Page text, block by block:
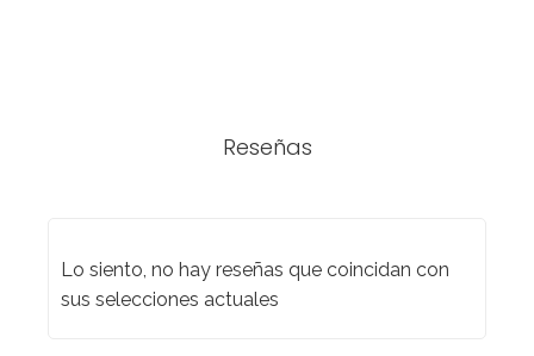
Reseñas
Lo siento, no hay reseñas que coincidan con
sus selecciones actuales